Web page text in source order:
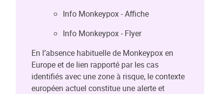
Info Monkeypox - Affiche
Info Monkeypox - Flyer
En l’absence habituelle de Monkeypox en
Europe et de lien rapporté par les cas
identifiés avec une zone à risque, le contexte
européen actuel constitue une alerte et